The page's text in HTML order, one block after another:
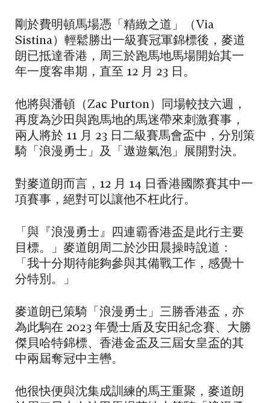
剛於費明頓馬場憑「精緻之道」（Via
Sistina）輕鬆勝出一級賽冠軍錦標後，麥道
朗已抵達香港，周三於跑馬地馬場開始其一
年一度客串期，直至 12 月 23 日。
他將與潘頓（Zac Purton）同場較技六週，
再度為沙田與跑馬地的馬迷帶來刺激賽事，
兩人將於 11 月 23 日二級賽馬會盃中，分別策
騎「浪漫勇士」及「遨遊氣泡」展開對決。
對麥道朗而言，12 月 14 日香港國際賽其中一
項賽事，絕對可以讓他不枉此行。
「與『浪漫勇士』四連霸香港盃是此行主要
目標。」麥道朗周二於沙田晨操時說道：
「我十分期待能夠參與其備戰工作，感覺十
分特別。」
麥道朗已策騎「浪漫勇士」三勝香港盃，亦
為此駒在 2023 年覺士盾及安田紀念賽、大勝
傑貝哈特錦標、香港金盃及三屆女皇盃的其
中兩屆奪冠中主轡。
他很快便與沈集成訓練的馬王重聚，麥道朗